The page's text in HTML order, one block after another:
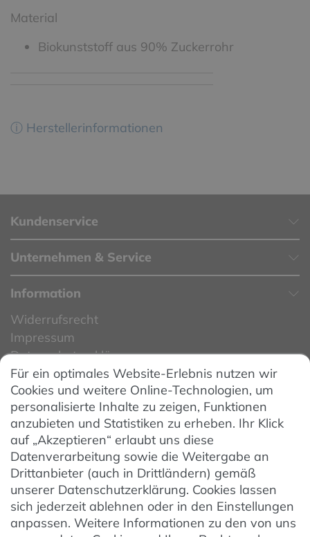
Material
Biokunststoff aus 90% Zuckerrohr
ⓘ Herstellerinformationen
Kundenservice
Unternehmen & Service
Information
Widerrufsrecht
Impressum
Datenschutzerklärung
Datenschutzeinstellungen
AGB
Barrierefreiheit
Hinweise zur Batterieentsorgung
Entsorgung von Elektro-Altgeräten
Vertrag widerrufen
Für ein optimales Website-Erlebnis nutzen wir
Cookies und weitere Online-Technologien, um
personalisierte Inhalte zu zeigen, Funktionen
anzubieten und Statistiken zu erheben. Ihr Klick
auf „Akzeptieren“ erlaubt uns diese
Datenverarbeitung sowie die Weitergabe an
Drittanbieter (auch in Drittländern) gemäß
unserer Datenschutzerklärung. Cookies lassen
sich jederzeit ablehnen oder in den Einstellungen
anpassen. Weitere Informationen zu den von uns